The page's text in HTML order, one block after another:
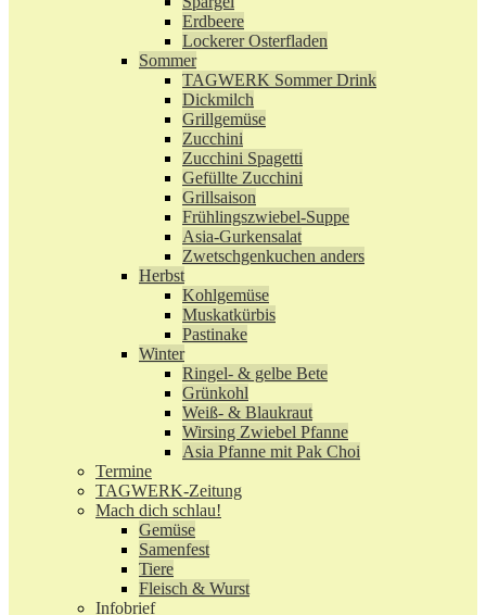
Erdbeere
Lockerer Osterfladen
Sommer
TAGWERK Sommer Drink
Dickmilch
Grillgemüse
Zucchini
Zucchini Spagetti
Gefüllte Zucchini
Grillsaison
Frühlingszwiebel-Suppe
Asia-Gurkensalat
Zwetschgenkuchen anders
Herbst
Kohlgemüse
Muskatkürbis
Pastinake
Winter
Ringel- & gelbe Bete
Grünkohl
Weiß- & Blaukraut
Wirsing Zwiebel Pfanne
Asia Pfanne mit Pak Choi
Termine
TAGWERK-Zeitung
Mach dich schlau!
Gemüse
Samenfest
Tiere
Fleisch & Wurst
Infobrief